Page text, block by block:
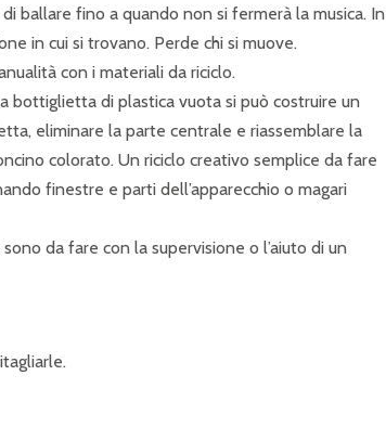
ballare fino a quando non si fermerà la musica. In
in cui si trovano. Perde chi si muove.
con i materiali da riciclo.
bottiglietta di plastica vuota si può costruire un
eliminare la parte centrale e riassemblare la
colorato. Un riciclo creativo semplice da fare
finestre e parti dell’apparecchio o magari
da fare con la supervisione o l’aiuto di un